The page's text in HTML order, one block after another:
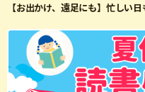
【お出かけ、遠足にも】忙しい